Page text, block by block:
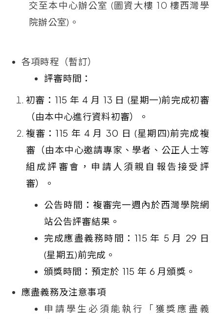
交至本中心辦公室 (圖資大樓 10 樓西灣學
院辦公室) 。
各項時程（暫訂）
評審時間：
初審： 115 年 4 月 13 日 (星期一)前完成初審
（由本中心進行資料初審）。
複審： 115 年 4 月 30 日 (星期四)前完成複
審（由本中心邀請專家、學者、公正人士等
組成評審會，申請人須親自報告接受評
審）。
公告時間：複審完一週內於西灣學院網
站公告評審結果。
完成應盡義務時間： 115 年 5 月 29 日
(星期五)前完成。
頒獎時間：預定於 115 年 6 月頒獎。
應盡義務及注意事項
申請學生必須能執行「獲獎應盡義